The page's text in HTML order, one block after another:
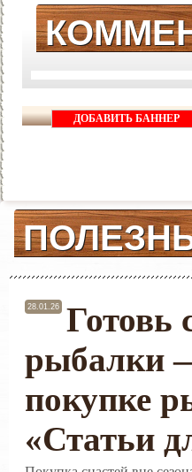
ДОБАВИТЬ БАННЕР
28.01.26
Готовь
рыбалки
покупке
«Статьи